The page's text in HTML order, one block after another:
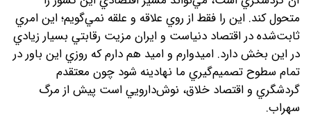
متحول کند. اين را فقط از روي علاقه و علقه نمي‌گويم؛ اين امري
ثابت‌شده در اقتصاد دنياست و ايران مزيت رقابتي بسيار زيادي
در اين بخش دارد. اميدوارم و اميد هم دارم که روزي اين باور در
تمام سطوح تصميم‌گيري ما نهادينه شود چون معتقدم
گردشگري و اقتصاد خلاق، نوش‌دارويي است پيش از مرگ
سهراب.